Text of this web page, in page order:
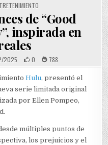
de “Good
inspirada en
2025 0 788
Hulu, presentó el
serie limitada original
por Ellen Pompeo,
múltiples puntos de
los prejuicios y el